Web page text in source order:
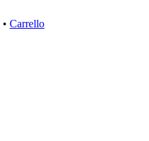
• Carrello